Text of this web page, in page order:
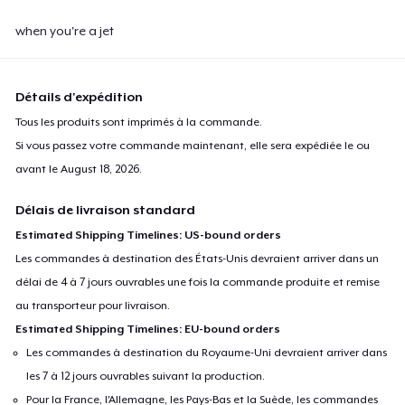
when you're a jet
Détails d'expédition
Tous les produits sont imprimés à la commande.
Si vous passez votre commande maintenant, elle sera expédiée le ou
avant leAugust 18, 2026.
Délais de livraison standard
Estimated Shipping Timelines: US-bound orders
Les commandes à destination des États-Unis devraient arriver dans un
délai de 4 à 7 jours ouvrables une fois la commande produite et remise
au transporteur pour livraison.
Estimated Shipping Timelines: EU-bound orders
Les commandes à destination du Royaume-Uni devraient arriver dans
les 7 à 12 jours ouvrables suivant la production.
Pour la France, l'Allemagne, les Pays-Bas et la Suède, les commandes